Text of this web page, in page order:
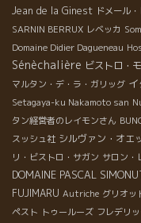
Jean de la Ginest ドメール
SARNIN BERRUX レベッカ
Domaine Didier Dagueneau
Sénèchalière ビストロ・
マルタン・デ・ラ・ガリッグ
Setagaya-ku Nakamoto san
タン経営者のレイモンさん
スッシュ社 シルヴァン・オエ
リ・ビストロ・サガン サロン・
DOMAINE PASCAL
FUJIMARU Autriche グリオッ
ペスト トゥールーズ フレデリ